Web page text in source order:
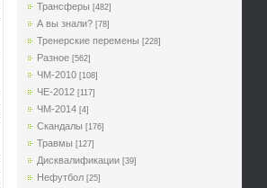
Трансферы [482]
А вы знали? [78]
Тренерские перемены [228]
Разное [562]
ЧМ-2010 [108]
ЧЕ-2012 [117]
ЧМ-2014 [4]
Cкандалы [176]
Травмы [127]
Дисквалификации [39]
Нефутбол [25]